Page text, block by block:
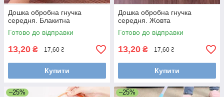
Дошка обробна гнучка
середня. Блакитна
Готово до відправки
13,20 ₴ 17,60 ₴
Купити
Дошка обробна гнучка
середня. Жовта
Готово до відправки
13,20 ₴ 17,60 ₴
Купити
–25% –25%